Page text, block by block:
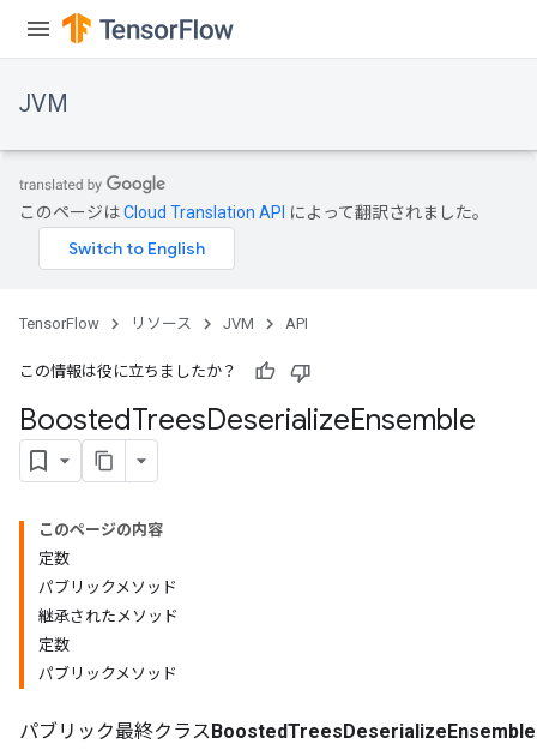
JVM
このページはCloud Translation API によって翻訳されました。
TensorFlow リソース JVM API
この情報は役に立ちましたか？
BoostedTreesDeserializeEnsemble
このページの内容
定数
パブリックメソッド
継承されたメソッド
定数
パブリックメソッド
パブリック最終クラスBoostedTreesDeserializeEnsemble